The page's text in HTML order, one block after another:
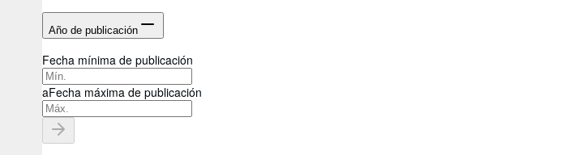
Año de publicación
Fecha mínima de publicación
aFecha máxima de publicación